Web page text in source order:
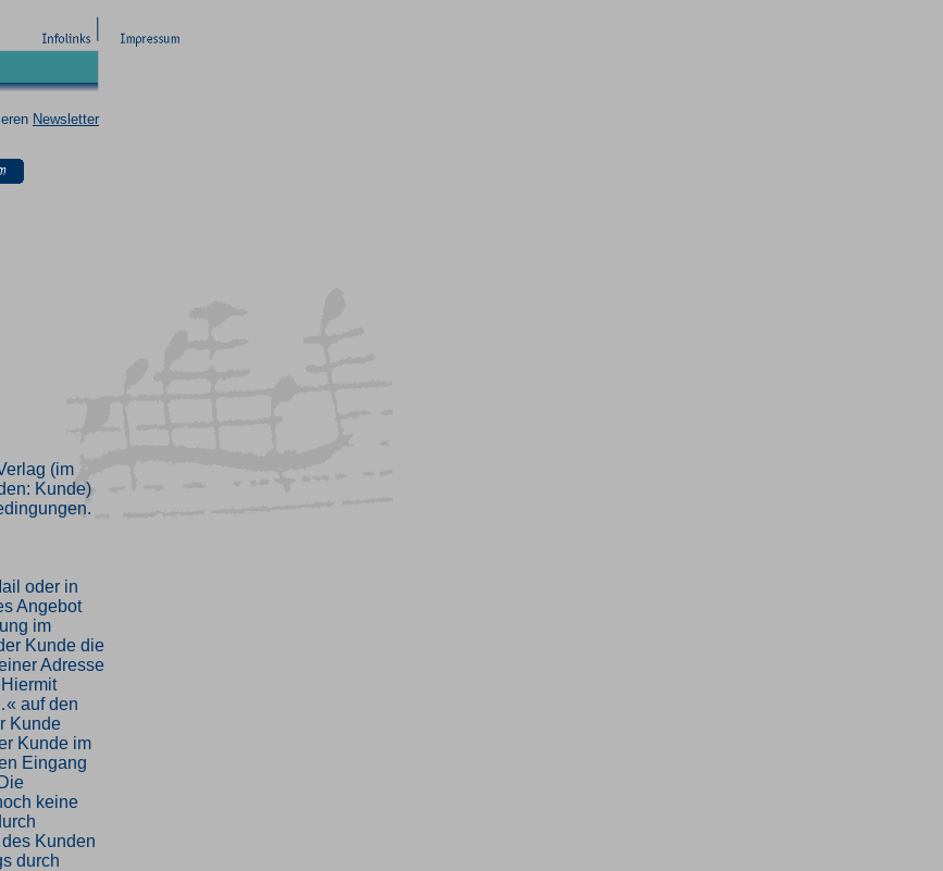
Newsletter
(im
Kunde)
oder in
Angebot
im
Kunde die
Adresse
auf den
Kunde
Kunde im
Eingang
keine
Kunden
durch